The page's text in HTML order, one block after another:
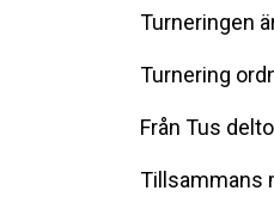
Turneringen
Turnering
Från Tus
Tillsammans